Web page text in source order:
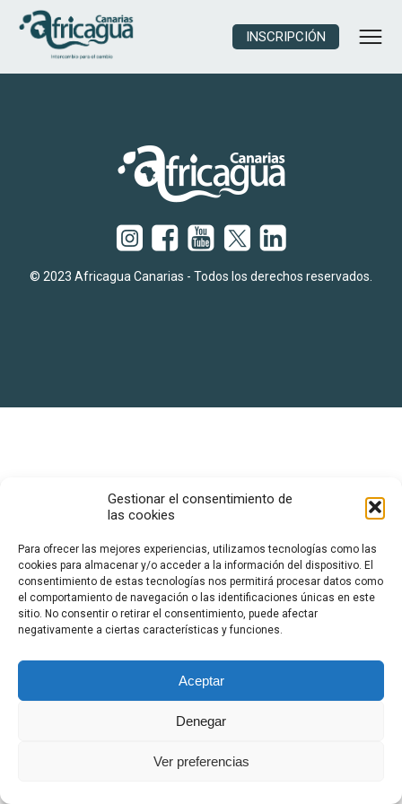
Gestionar el consentimiento de
las cookies
Para ofrecer las mejores experiencias, utilizamos tecnologías como las
cookies para almacenar y/o acceder a la información del dispositivo. El
consentimiento de estas tecnologías nos permitirá procesar datos como
el comportamiento de navegación o las identificaciones únicas en este
sitio. No consentir o retirar el consentimiento, puede afectar
negativamente a ciertas características y funciones.
Aceptar
Denegar
Ver preferencias
INSCRIPCIÓN
© 2023 Africagua Canarias - Todos los derechos reservados.